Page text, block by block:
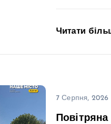
Читати
7 Серпня, 2026